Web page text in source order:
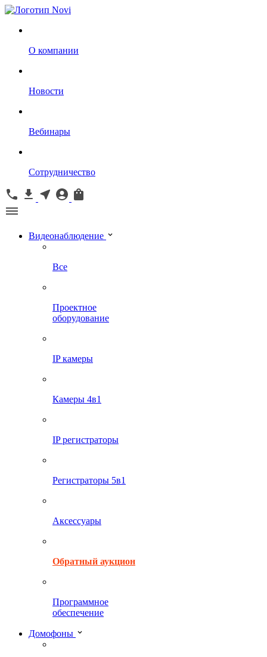
О компании
Новости
Вебинары
Сотрудничество
Видеонаблюдение
Все
Проектное
оборудование
IP камеры
Камеры 4в1
IP регистраторы
Регистраторы 5в1
Аксессуары
Обратный аукцион
Программное
обеспечение
Домофоны